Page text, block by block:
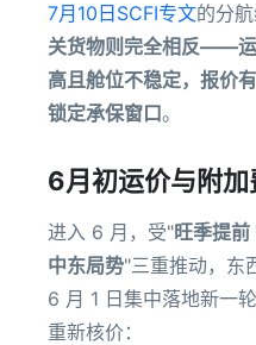
7月10日SCFI专文的分航
关货物则完全相反——
高且舱位不稳定，报价
锁定承保窗口。
6月初运价与附加
进入 6 月，受"旺季提
中东局势"三重推动，东
6 月 1 日集中落地新一
重新核价：